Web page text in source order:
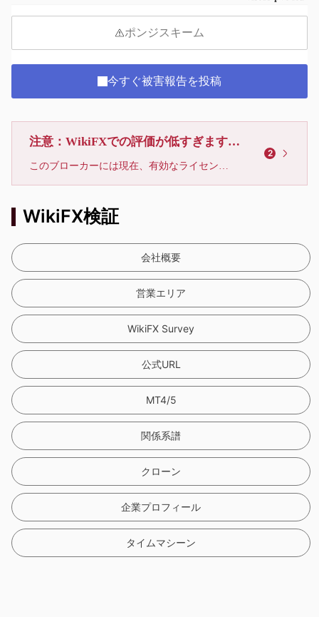
ポンジスキーム
今すぐ被害報告を投稿
注意：WikiFXでの評価が低すぎます、利用しないでください
このブローカーには現在、有効なライセンスが確認されていません。リスクにご注意下さい！
2
WikiFX検証
会社概要
営業エリア
WikiFX Survey
公式URL
MT4/5
関係系譜
クローン
企業プロフィール
タイムマシーン